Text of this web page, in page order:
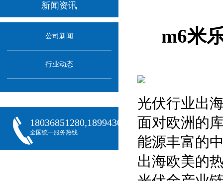
新闻资讯
公司新闻
行业动态
18036851280,18994301288,18068407382
全国统一服务热线
m6米
光伏行业出
面对欧洲的
能源丰富的
出海欧美的